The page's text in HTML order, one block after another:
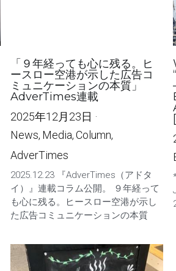
「９年経っても心に残る。ヒ
ースロー空港が示した広告コ
ミュニケーションの本質」
AdverTimes連載
2025年12月23日 ·
News, Media, Column,
AdverTimes
2025.12.23 『AdverTimes（アドタ
イ）』連載コラム公開。 ９年経って
も心に残る。ヒースロー空港が示し
た広告コミュニケーションの本質